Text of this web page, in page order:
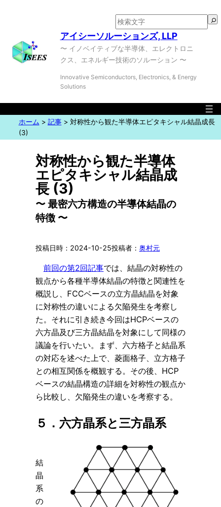
アイシーソルーションズ, LLP
検
索
〜 イノベイティブな半導体、エレクトロニ
クス、エネルギー技術のソルーション 〜
Innovative Semiconductors, Electronics, & Energy
Solutions
ホーム > 記事> 対称性から観た半導体エピタキシャル結晶成長
(3)
対称性から観た半導体
エピタキシャル結晶成
長 (3)
〜 最密六方構造の半導体結晶の
特徴 〜
2024-10-25 奥村元
前回の第2回記事では、結晶の対称性の
観点から各種半導体結晶の特徴と関連性を
概説し、FCCベースの立方晶結晶を対象
に対称性の違いによる欠陥発生を考察し
た。それに引き続き今回はHCPベースの
六方晶及び三方晶結晶を対象にして同様の
議論を行いたい。まず、六方格子と結晶系
の対応を述べた上で、菱面格子、立方格子
との相互関係を概観する。その後、HCP
ベースの結晶構造の詳細を対称性の観点か
ら比較し、欠陥発生の違いを考察する。
５．六方晶系と三方晶系
結
晶
系
の